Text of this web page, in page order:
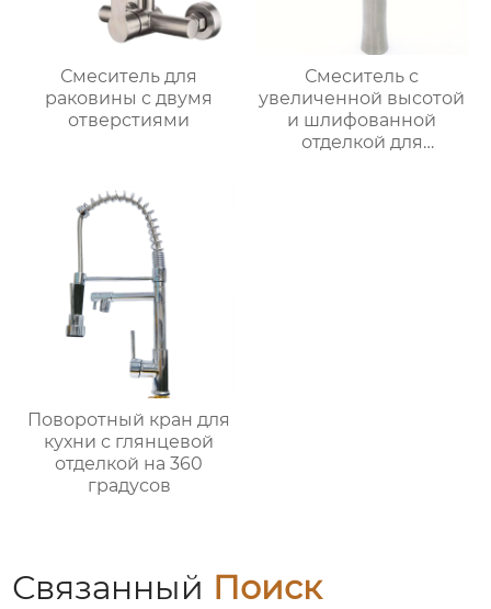
Смеситель для
раковины с двумя
отверстиями
Смеситель с
увеличенной высотой
и шлифованной
отделкой для
Поворотный кран для
кухни с глянцевой
отделкой на 360
градусов
Связанный Поиск